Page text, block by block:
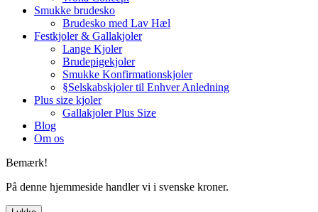
Smukke brudesko
Brudesko med Lav Hæl
Festkjoler & Gallakjoler
Lange Kjoler
Brudepigekjoler
Smukke Konfirmationskjoler
§Selskabskjoler til Enhver Anledning
Plus size kjoler
Gallakjoler Plus Size
Blog
Om os
Bemærk!
På denne hjemmeside handler vi i svenske kroner.